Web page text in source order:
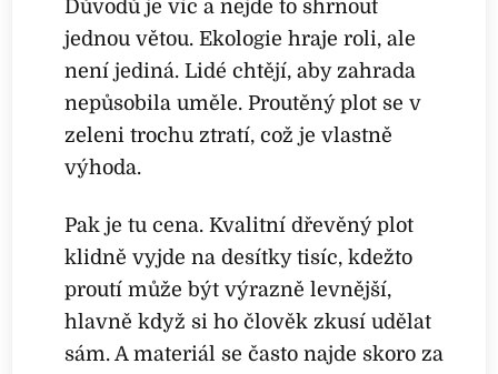
Důvodů je víc a nejde to shrnout
jednou větou. Ekologie hraje roli, ale
není jediná. Lidé chtějí, aby zahrada
nepůsobila uměle. Proutěný plot se v
zeleni trochu ztratí, což je vlastně
výhoda.
Pak je tu cena. Kvalitní dřevěný plot
klidně vyjde na desítky tisíc, kdežto
proutí může být výrazně levnější,
hlavně když si ho člověk zkusí udělat
sám. A materiál se často najde skoro za